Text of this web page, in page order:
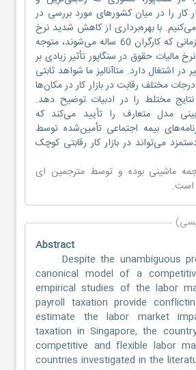
کار را در میان کشورهای مورد بررسی در
می‌کنیم. با بهره‌برداری از کاهش شدید نرخ
مالیات بر حقوق در زمانی که کارگران 60 ساله می‌شوند، متوجه
حقوق در سنگاپور تأثیر زیادی بر
اشتغال دارد. متاآنالیز ما شواهد ثابتی
مختلف رقابت در بازار کار در مکان‌ها
مختلط را در ادبیات توضیح دهد.
مدل متعارف را تأیید می‌کند که
بیمه اجتماعی تأمین‌شده توسط
می‌تواند در بازار کار رقابتی کوچک
ماشینی بوده و توسط مترجمین ای
است.
Abstract
Despite the unambiguous
canonical model of a
empirical studies of the labor
payroll taxation provide
estimate the labor market
taxation in Singapore, the
competitive and flexible labor
countries investigated in the